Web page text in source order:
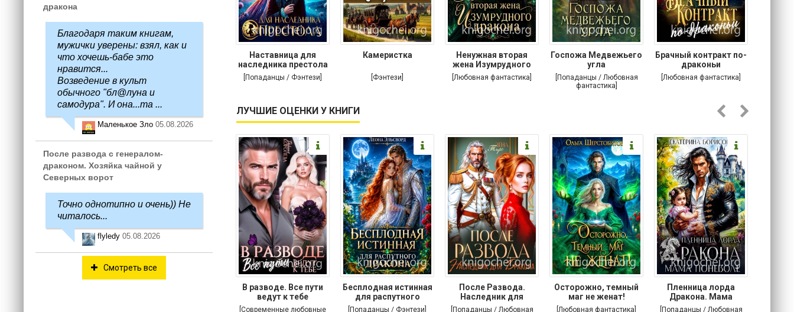
Наставница для
наследника престола
[Попаданцы / Фэнтези]
Камеристка
[Фэнтези]
Ненужная вторая
жена Изумрудного
дракона
[Любовная фантастика]
Госпожа Медвежьего
угла
[Попаданцы / Любовная
фантастика]
Брачный контракт по-
драконьи
[Любовная фантастика]
ЛУЧШИЕ ОЦЕНКИ У КНИГИ
В разводе. Все пути
ведут к тебе
[Современные любовные
Бесплодная истинная
для распутного
дракона
[Попаданцы / Фэнтези]
После Развода.
Наследник для
дракона
[Попаданцы / Любовная
Осторожно, темный
маг не женат!
[Любовная фантастика]
Пленница лорда
Дракона. Мама
поневоле
[Попаданцы / Любовная
дракона
Благодаря таким книгам,
мужички уверены: взял, как и
что хочешь-бабе это
нравится...
Возведение в культ
обычного "бл@луна и
самодура". И она...та ...
Маленькое Зло 05.08.2026
После развода с генералом-
драконом. Хозяйка чайной у
Северных ворот
Точно однотипно и очень)) Не
читалось...
flyledy 05.08.2026
Смотреть все